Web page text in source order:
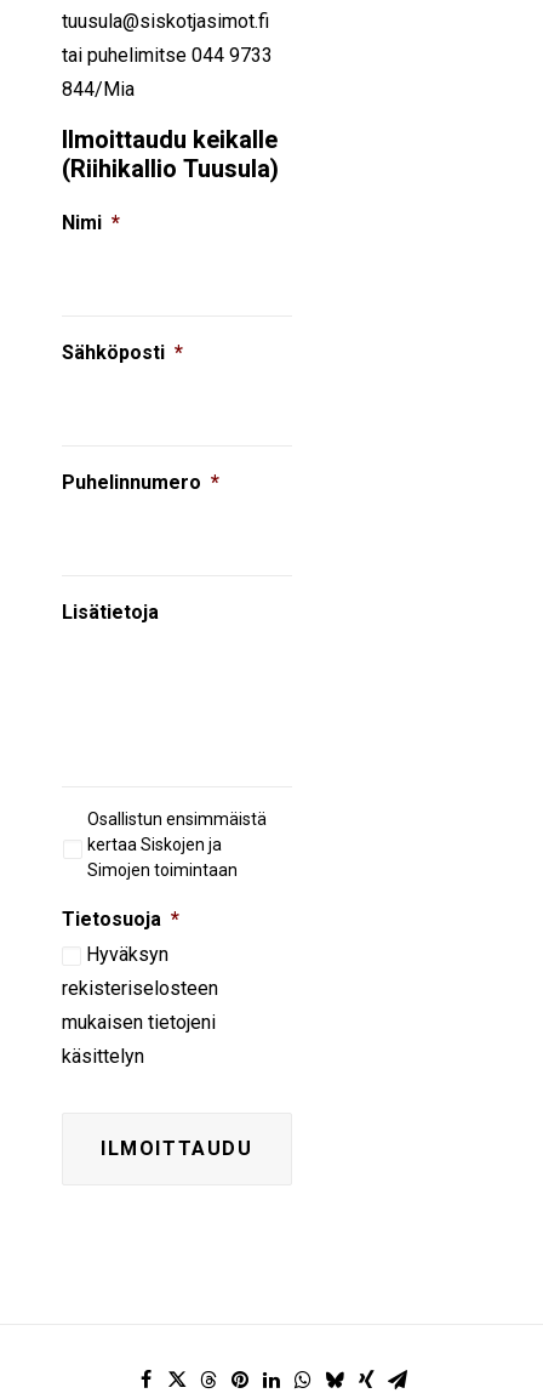
tuusula@siskotjasimot.fi
tai puhelimitse 044 9733
844/Mia
Ilmoittaudu keikalle
(Riihikallio Tuusula)
Nimi *
Sähköposti *
Puhelinnumero *
Lisätietoja
Aiempi
osallistuminen
Osallistun ensimmäistä
kertaa Siskojen ja
Simojen toimintaan
Tietosuoja *
Hyväksyn
rekisteriselosteen
mukaisen tietojeni
käsittelyn